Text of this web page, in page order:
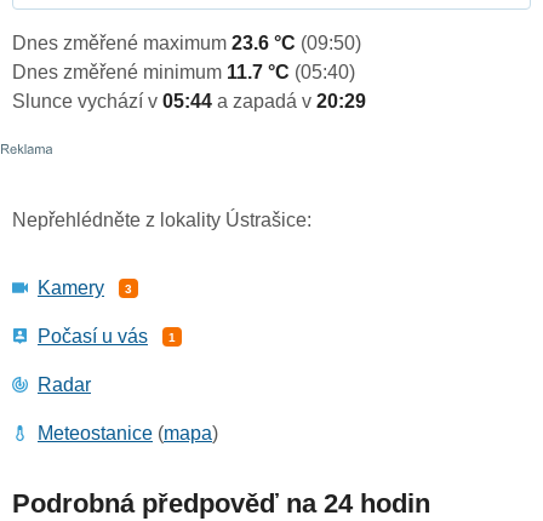
Dnes změřené maximum 23.6 °C (09:50)
Dnes změřené minimum 11.7 °C (05:40)
Slunce vychází v 05:44 a zapadá v 20:29
Nepřehlédněte z lokality Ústrašice:
Kamery 3
Počasí u vás 1
Radar
Meteostanice (mapa)
Podrobná předpověď na 24 hodin